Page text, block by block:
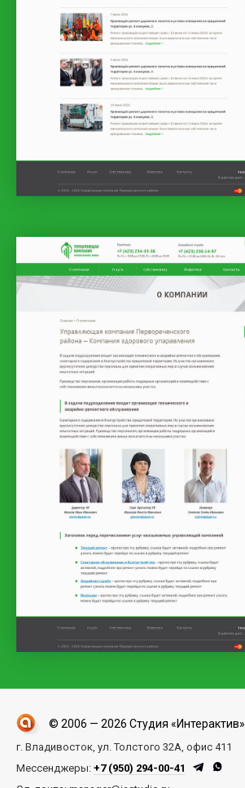
© 2006 — 2026 Студия «Интерактив»
г. Владивосток, ул. Толстого 32А, офис 411
Мессенджеры: +7 (950) 294-00-41